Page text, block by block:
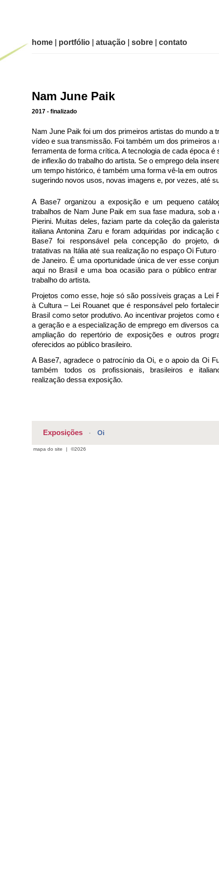
home portfólio atuação sobre contato
Nam June Paik
2017 - finalizado
Nam June Paik foi um dos primeiros artistas do mundo a
vídeo e sua transmissão. Foi também um dos primeiros a
ferramenta de forma crítica. A tecnologia de cada época é
de inflexão do trabalho do artista. Se o emprego dela
um tempo histórico, é também uma forma vê-la em
sugerindo novos usos, novas imagens e, por vezes, até
A Base7 organizou a exposição e um pequeno
trabalhos de Nam June Paik em sua fase madura, sob a
Pierini. Muitas deles, faziam parte da coleção da
italiana Antonina Zaru e foram adquiridas por indicação
Base7 foi responsável pela concepção do projeto,
tratativas na Itália até sua realização no espaço Oi Futuro
de Janeiro. É uma oportunidade única de ver esse
aqui no Brasil e uma boa ocasião para o público
trabalho do artista.
Projetos como esse, hoje só são possíveis graças a Lei
à Cultura – Lei Rouanet que é responsável pelo
Brasil como setor produtivo. Ao incentivar projetos como
a geração e a especialização de emprego em diversos
ampliação do repertório de exposições e outros
oferecidos ao público brasileiro.
A Base7, agradece o patrocínio da Oi, e o apoio da Oi
também todos os profissionais, brasileiros e
realização dessa exposição.
Exposições · Oi
mapa do site | ©2026